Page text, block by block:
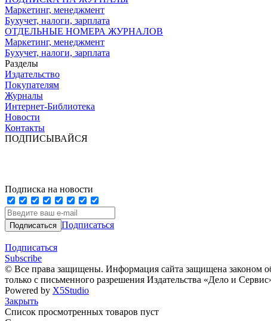
Маркетинг, менеджмент
Бухучет, налоги, зарплата
ОТДЕЛЬНЫЕ НОМЕРА ЖУРНАЛОВ
Маркетинг, менеджмент
Бухучет, налоги, зарплата
Разделы
Издательство
Покупателям
Журналы
Интернет-Библиотека
Новости
Контакты
ПОДПИСЫВАЙСЯ
Подписка на новости
Подписаться
Подписаться
Subscribe
© Все права защищены. Информация сайта защищена законом
только с письменного разрешения Издательства «Дело и
Powered by X5Studio
Закрыть
Список просмотренных товаров пуст